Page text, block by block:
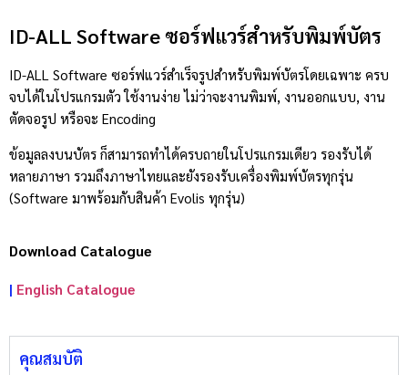
ID-ALL Software ซอร์ฟแวร์สำหรับพิมพ์บัตร
ID-ALL Software ซอร์ฟแวร์สำเร็จรูปสำหรับพิมพ์บัตรโดยเฉพาะ ครบ
จบได้ในโปรแกรมตัว ใช้งานง่าย ไม่ว่าจะงานพิมพ์, งานออกแบบ, งาน
ตัดจอรูป หรือจะ Encoding
ข้อมูลลงบนบัตร ก็สามารถทำได้ครบถายในโปรแกรมเดียว รองรับได้
หลายภาษา รวมถึงภาษาไทยและยังรองรับเครื่องพิมพ์บัตรทุกรุ่น
(Software มาพร้อมกับสินค้า Evolis ทุกรุ่น)
Download Catalogue
| English Catalogue
คุณสมบัติ